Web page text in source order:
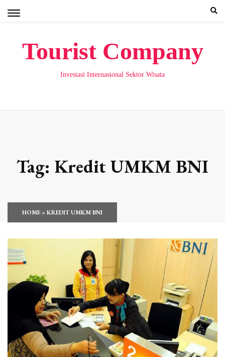
Tourist Company
Investasi Internasional Sektor Wisata
Tag: Kredit UMKM BNI
HOME»KREDIT UMKM BNI